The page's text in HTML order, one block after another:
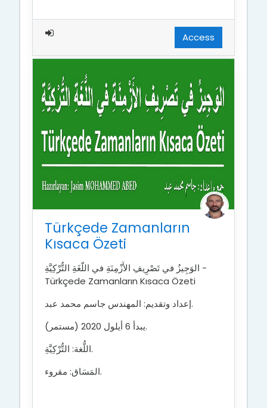
Access
Türkçede Zamanların
Kısaca Özeti
الوَجِيزُ في تَصْرِيفِ الأَزْمِنَةِ في اللُّغَةِ التُّرْكِيَّةِ -
Türkçede Zamanların Kısaca Özeti
إعداد وتقديم: المهندس جاسم محمد عبد.
يبدأ 6 أيلول 2020 (مستمر).
اللُّغة: التُّرْكِيَّةِ.
المَسَاق: مقروء.